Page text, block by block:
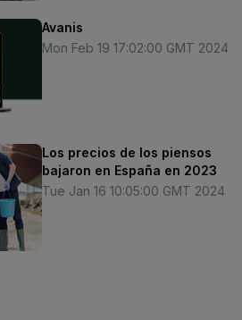
Avanis
Mon Feb 19 17:02:00 GMT 2024
Los precios de los piensos
bajaron en España en 2023
Tue Jan 16 10:05:00 GMT 2024